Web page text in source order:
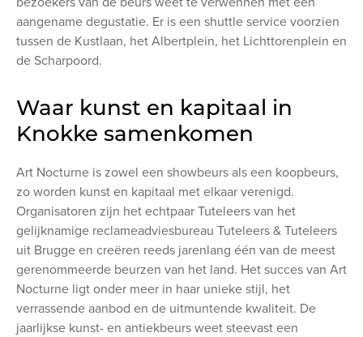
aangename degustatie. Er is een shuttle service voorzien
tussen de Kustlaan, het Albertplein, het Lichttorenplein en
de Scharpoord.
Waar kunst en kapitaal in
Knokke samenkomen
Art Nocturne is zowel een showbeurs als een koopbeurs,
zo worden kunst en kapitaal met elkaar verenigd.
Organisatoren zijn het echtpaar Tuteleers van het
gelijknamige reclameadviesbureau Tuteleers & Tuteleers
uit Brugge en creëren reeds jarenlang één van de meest
gerenommeerde beurzen van het land. Het succes van Art
Nocturne ligt onder meer in haar unieke stijl, het
verrassende aanbod en de uitmuntende kwaliteit. De
jaarlijkse kunst- en antiekbeurs weet steevast een